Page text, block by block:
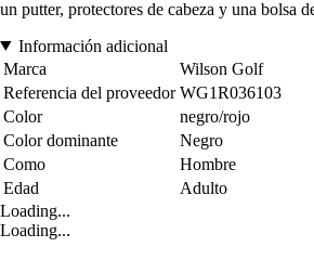
un putter, protectores de cabeza y una bolsa
Información adicional
Marca
Wilson Golf
Referencia del proveedor WG1R036103
Color
negro/rojo
Color dominante
Negro
Como
Hombre
Edad
Adulto
Loading...
Loading...